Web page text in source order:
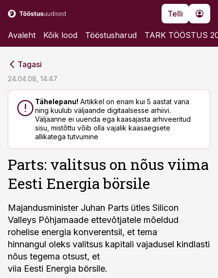
Telli
Avaleht Kõik lood Tööstusharud TARK TÖÖSTUS
Tagasi
24.04.08, 14:47
Tähelepanu! Artikkel on enam kui 5 aastat vana
ning kuulub väljaande digitaalsesse arhiivi.
Väljaanne ei uuenda ega kaasajasta arhiveeritud
sisu, mistõttu võib olla vajalik kaasaegsete
allikatega tutvumine
Parts: valitsus on nõus viima
Eesti Energia börsile
Majandusminister Juhan Parts ütles Silicon
Valleys Põhjamaade ettevõtjatele mõeldud
rohelise energia konverentsil, et tema
hinnangul oleks valitsus kapitali vajadusel kindlasti
nõus tegema otsust, et
viia Eesti Energia börsile.